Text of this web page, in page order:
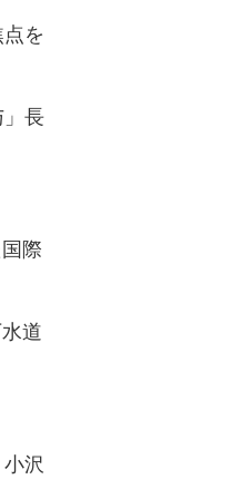
を
長
際
道
沢